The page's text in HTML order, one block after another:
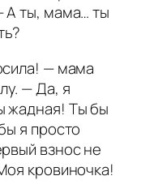
ты, мама… ты
— мама
— Да, я
жадная! Ты бы
я просто
взнос не
кровиночка!